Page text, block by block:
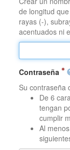
de longitud
rayas (-),
acentuados ni
Contraseña
Su contraseña
De 6
tengan
cumplir
Al